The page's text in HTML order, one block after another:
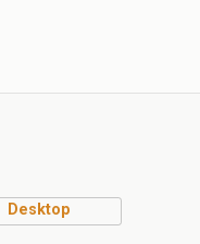
Desktop